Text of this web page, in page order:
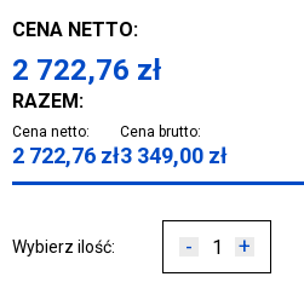
CENA NETTO:
2 722,76 zł
RAZEM:
Cena netto:
2 722,76 zł
Cena brutto:
3 349,00 zł
Wybierz ilość: - +